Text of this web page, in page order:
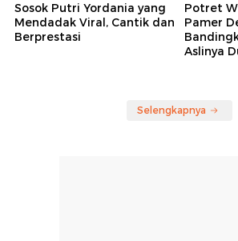
Sosok Putri Yordania yang
Mendadak Viral, Cantik dan
Berprestasi
Potret
Pamer
Aslinya
Selengkapnya